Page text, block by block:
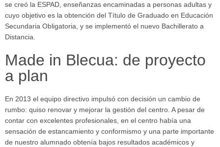
se creó la ESPAD, enseñanzas encaminadas a personas adultas y
cuyo objetivo es la obtención del Título de Graduado en Educación
Secundaria Obligatoria, y se implementó el nuevo Bachillerato a
Distancia.
Made in Blecua: de proyecto
a plan
En 2013 el equipo directivo impulsó con decisión un cambio de
rumbo: quiso renovar y mejorar la gestión del centro. A pesar de
contar con excelentes profesionales, en el centro había una
sensación de estancamiento y conformismo y una parte importante
de nuestro alumnado obtenía bajos resultados académicos y